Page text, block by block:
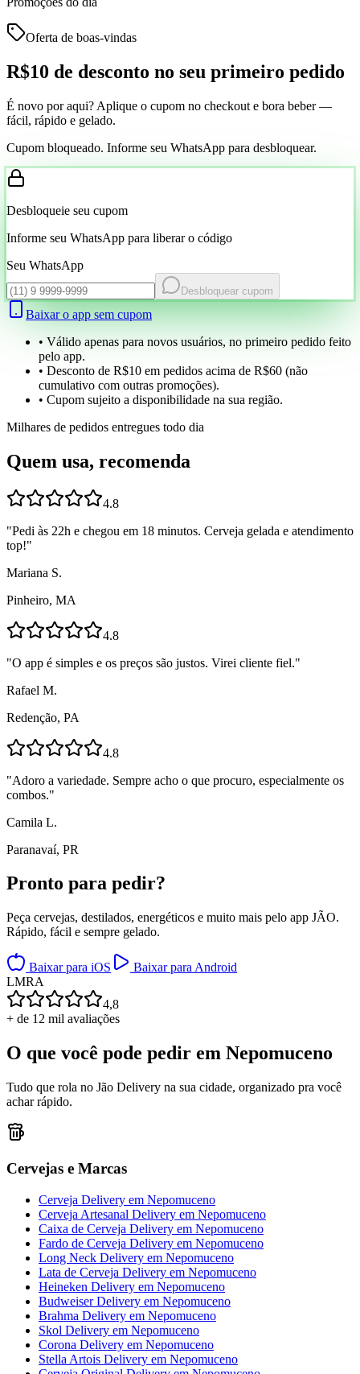
Oferta de boas-vindas
R$10 de desconto no seu primeiro pedido
É novo por aqui? Aplique o cupom no checkout e bora beber —
fácil, rápido e gelado.
Cupom bloqueado. Informe seu WhatsApp para desbloquear.
Desbloqueie seu cupom
Informe seu WhatsApp para liberar o código
Seu WhatsApp
Desbloquear cupom
Baixar o app sem cupom
• Válido apenas para novos usuários, no primeiro pedido feito
pelo app.
• Desconto de R$10 em pedidos acima de R$60 (não
cumulativo com outras promoções).
• Cupom sujeito a disponibilidade na sua região.
Milhares de pedidos entregues todo dia
Quem usa, recomenda
4.8
"Pedi às 22h e chegou em 18 minutos. Cerveja gelada e atendimento
top!"
Mariana S.
Pinheiro, MA
4.8
"O app é simples e os preços são justos. Virei cliente fiel."
Rafael M.
Redenção, PA
4.8
"Adoro a variedade. Sempre acho o que procuro, especialmente os
combos."
Camila L.
Paranavaí, PR
Pronto para pedir?
Peça cervejas, destilados, energéticos e muito mais pelo app JÃO.
Rápido, fácil e sempre gelado.
Baixar para iOS
Baixar para Android
LMRA
4,8
+ de 12 mil avaliações
O que você pode pedir em Nepomuceno
Tudo que rola no Jão Delivery na sua cidade, organizado pra você
achar rápido.
Cervejas e Marcas
Cerveja Delivery em Nepomuceno
Cerveja Artesanal Delivery em Nepomuceno
Caixa de Cerveja Delivery em Nepomuceno
Fardo de Cerveja Delivery em Nepomuceno
Long Neck Delivery em Nepomuceno
Lata de Cerveja Delivery em Nepomuceno
Heineken Delivery em Nepomuceno
Budweiser Delivery em Nepomuceno
Brahma Delivery em Nepomuceno
Skol Delivery em Nepomuceno
Corona Delivery em Nepomuceno
Stella Artois Delivery em Nepomuceno